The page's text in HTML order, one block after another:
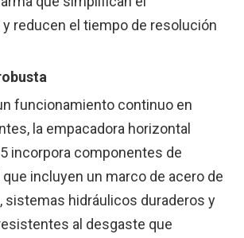
reducen el tiempo de resolución
funcionamiento continuo en
la empacadora horizontal
incorpora componentes de
incluyen un marco de acero de
sistemas hidráulicos duraderos y
al desgaste que